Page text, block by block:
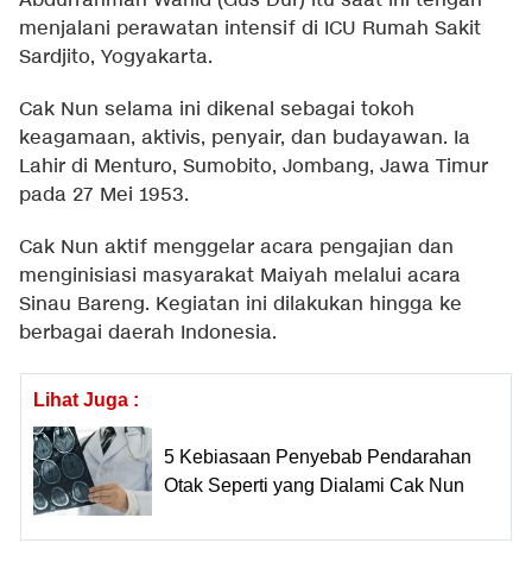
menjalani perawatan intensif di ICU Rumah Sakit
Sardjito, Yogyakarta.
Cak Nun selama ini dikenal sebagai tokoh
keagamaan, aktivis, penyair, dan budayawan. Ia
Lahir di Menturo, Sumobito, Jombang, Jawa Timur
pada 27 Mei 1953.
Cak Nun aktif menggelar acara pengajian dan
menginisiasi masyarakat Maiyah melalui acara
Sinau Bareng. Kegiatan ini dilakukan hingga ke
berbagai daerah Indonesia.
Lihat Juga :
5 Kebiasaan Penyebab Pendarahan
Otak Seperti yang Dialami Cak Nun